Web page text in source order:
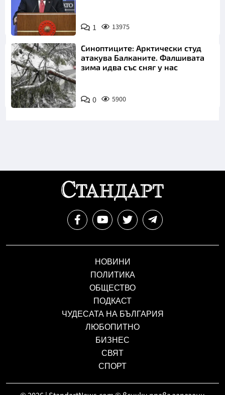
1 13975
Синоптиците: Арктически студ
атакува Балканите. Фалшивата
зима идва със сняг у нас
0 5900
НОВИНИ
ПОЛИТИКА
ОБЩЕСТВО
ПОДКАСТ
ЧУДЕСАТА НА БЪЛГАРИЯ
ЛЮБОПИТНО
БИЗНЕС
СВЯТ
СПОРТ